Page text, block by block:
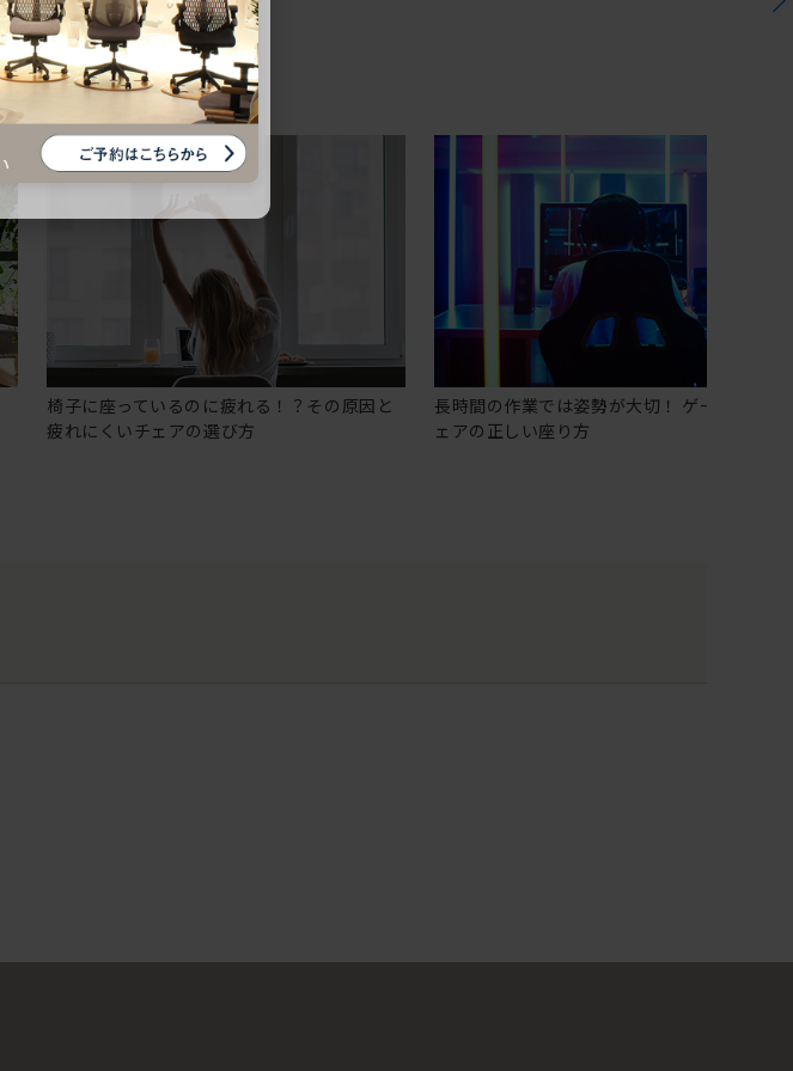
椅子に座っているのに疲れる！？その原因と
疲れにくいチェアの選び方
長時間の作業では姿勢が大切！ ゲーミングチ
ェアの正しい座り方